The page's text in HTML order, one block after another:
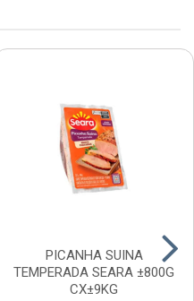
PICANHA SUINA
TEMPERADA SEARA ±800G
CX±9KG